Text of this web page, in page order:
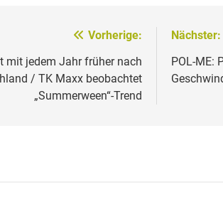
Vorherige:
mit jedem Jahr früher nach
/ TK Maxx beobachtet
„Summerween“-Trend
Nächster:
POL-ME: